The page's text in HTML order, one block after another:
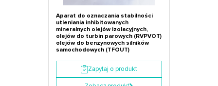
Aparat do oznaczania stabilności
utleniania inhibitowanych
mineralnych olejów izolacyjnych,
olejów do turbin parowych (RVPVOT)
olejów do benzynowych silników
samochodowych (TFOUT)
Zapytaj o produkt